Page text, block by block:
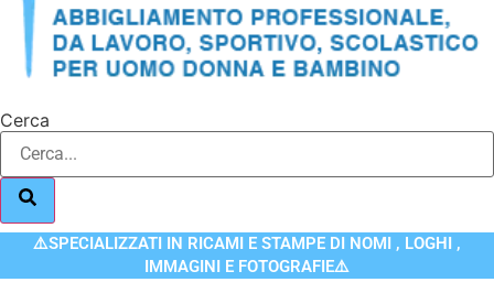
Cerca
⚠️SPECIALIZZATI IN RICAMI E STAMPE DI NOMI , LOGHI ,
IMMAGINI E FOTOGRAFIE⚠️